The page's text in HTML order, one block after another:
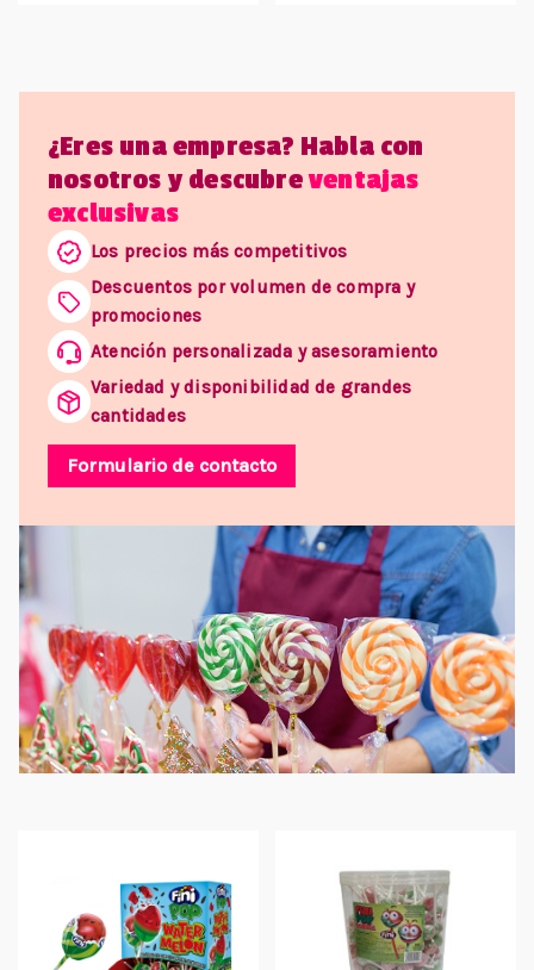
¿Eres una empresa? Habla con
nosotros y descubreventajas
exclusivas
Los precios más competitivos
Descuentos por volumen de compra y
promociones
Atención personalizada y asesoramiento
Variedad y disponibilidad de grandes
cantidades
Formulario de contacto